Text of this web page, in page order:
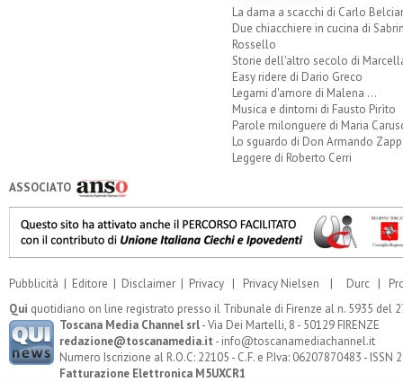
La dama a scacchi di Carlo
Due chiacchiere in cucina di
Rossello
Storie dell'altro secolo di
Easy ridere di Dario Greco
Legami d'amore di Malena ...
Musica e dintorni di Fausto Pirìto
Parole milonguere di Maria
Lo sguardo di Don Armando
Leggere di Roberto Cerri
ASSOCIATO
Pubblicità | Editore | Disclaimer | Privacy | Privacy Nielsen | Durc |
Qui quotidiano on line registrato presso il Tribunale di Firenze al n. 5935 del
Toscana Media Channel srl- Via Dei Martelli, 8 - 50129 FIRENZE
redazione@toscanamedia.it - info@toscanamediachannel.it
Numero Iscrizione al R.O.C: 22105 - C.F. e P.Iva: 06207870483 - ISSN
Fatturazione Elettronica M5UXCR1